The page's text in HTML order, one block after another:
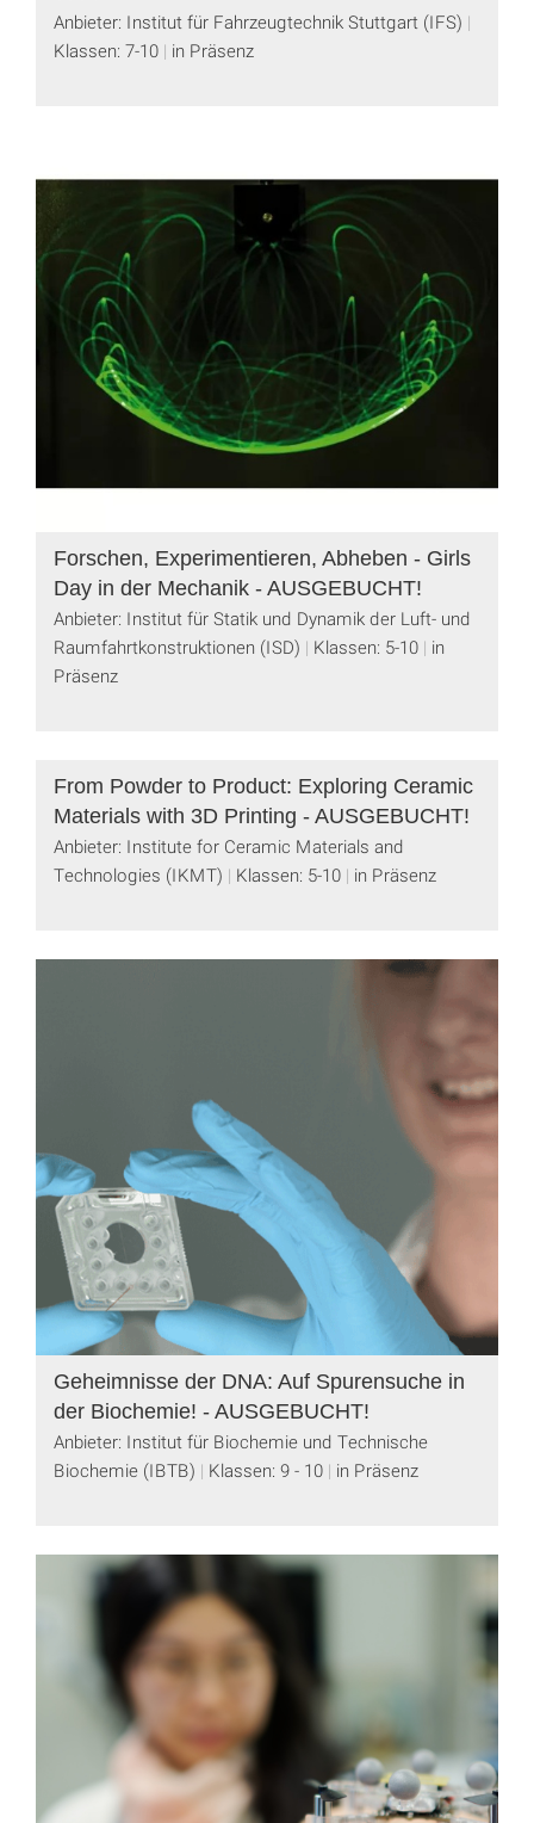
Anbieter: Institut für Fahrzeugtechnik Stuttgart (IFS)
Klassen: 7-10 in Präsenz
Forschen, Experimentieren, Abheben - Girls
Day in der Mechanik - AUSGEBUCHT!
Anbieter: Institut für Statik und Dynamik der Luft- und
Raumfahrtkonstruktionen (ISD)
Klassen: 5-10 in
Präsenz
From Powder to Product: Exploring Ceramic
Materials with 3D Printing - AUSGEBUCHT!
Anbieter: Institute for Ceramic Materials and
Technologies (IKMT)
Klassen: 5-10 in Präsenz
Geheimnisse der DNA: Auf Spurensuche in
der Biochemie! - AUSGEBUCHT!
Anbieter: Institut für Biochemie und Technische
Biochemie (IBTB)
Klassen: 9 - 10 in Präsenz